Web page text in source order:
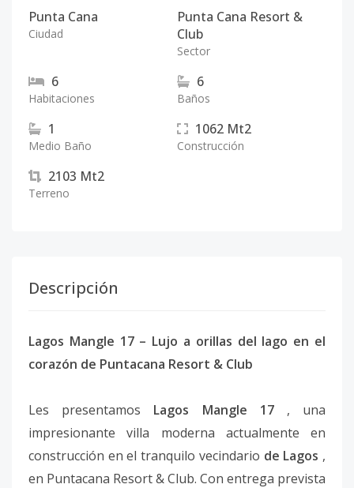
Punta Cana
Ciudad
Punta Cana Resort &
Club
Sector
6
Habitaciones
6
Baños
1
Medio Baño
1062 Mt2
Construcción
2103 Mt2
Terreno
Descripción
Lagos Mangle 17 – Lujo a orillas del lago en el
corazón de Puntacana Resort & Club
Les presentamos Lagos Mangle 17, una
impresionante villa moderna actualmente en
construcción en el tranquilo vecindario de Lagos ,
en Puntacana Resort & Club. Con entrega prevista